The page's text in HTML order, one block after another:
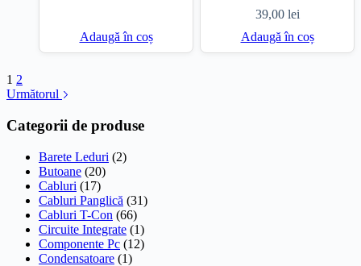
Adaugă în coș
39,00 lei
Adaugă în coș
1 2
Următorul
Categorii de produse
Barete Leduri (2)
Butoane (20)
Cabluri (17)
Cabluri Panglică (31)
Cabluri T-Con (66)
Circuite Integrate (1)
Componente Pc (12)
Condensatoare (1)